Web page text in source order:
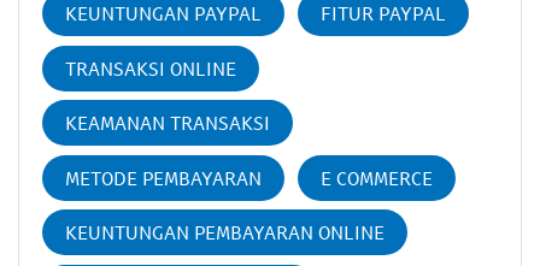
KEUNTUNGAN PAYPAL FITUR PAYPAL
TRANSAKSI ONLINE
KEAMANAN TRANSAKSI
METODE PEMBAYARAN E COMMERCE
KEUNTUNGAN PEMBAYARAN ONLINE